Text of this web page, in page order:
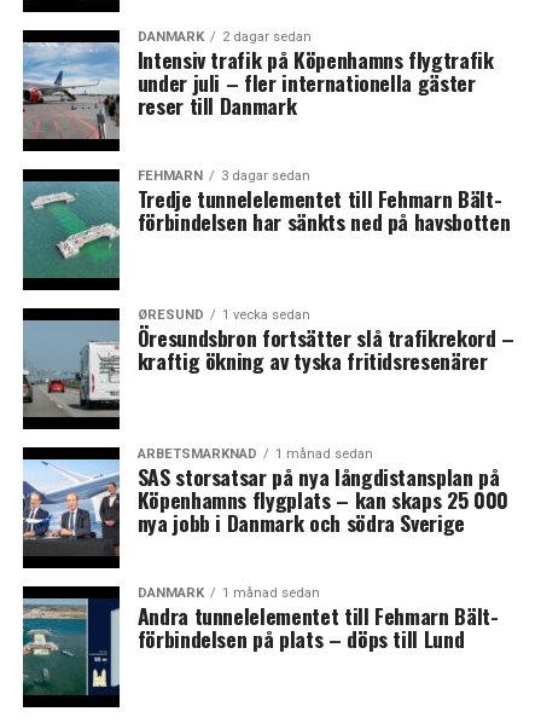
Øresundsinstituttet och Sparbanken Skåne släpper ny
rapportserie om hållbarhet – kommunernas arbete först
ut
Malmö stad och den lokala byggbranschen tecknar
klimatkontrakt
DANMARK 2 dagar sedan
Intensiv trafik på Köpenhamns flygtrafik
under juli – fler internationella gäster
reser till Danmark
FEHMARN 3 dagar sedan
Tredje tunnelelementet till Fehmarn Bält-
förbindelsen har sänkts ned på havsbotten
ØRESUND 1 vecka sedan
Öresundsbron fortsätter slå trafikrekord –
kraftig ökning av tyska fritidsresenärer
ARBETSMARKNAD 1 månad sedan
SAS storsatsar på nya långdistansplan på
Köpenhamns flygplats – kan skaps 25 000
nya jobb i Danmark och södra Sverige
DANMARK 1 månad sedan
Andra tunnelelementet till Fehmarn Bält-
förbindelsen på plats – döps till Lund